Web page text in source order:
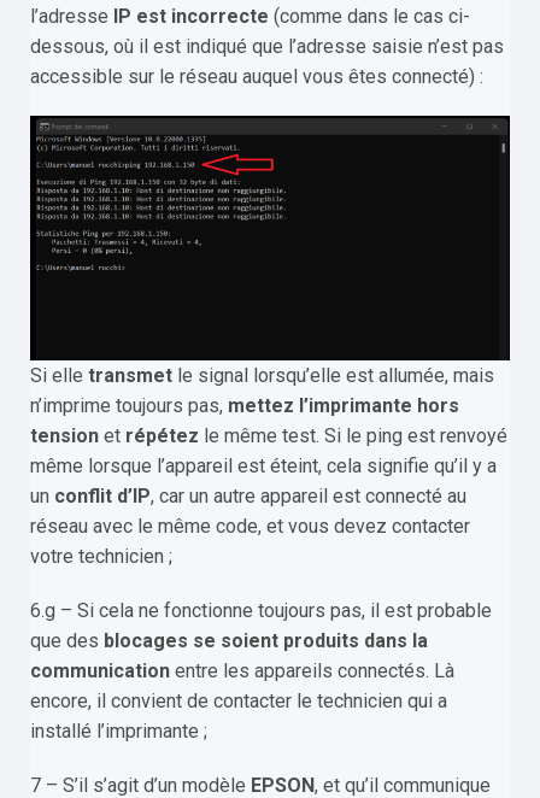
l’adresse IP est incorrecte (comme dans le cas ci-
dessous, où il est indiqué que l’adresse saisie n’est pas
accessible sur le réseau auquel vous êtes connecté) :
Si elle transmet le signal lorsqu’elle est allumée, mais
n’imprime toujours pas, mettez l’imprimante hors
tension et répétez le même test. Si le ping est renvoyé
même lorsque l’appareil est éteint, cela signifie qu’il y a
un conflit d’IP, car un autre appareil est connecté au
réseau avec le même code, et vous devez contacter
votre technicien ;
6.g – Si cela ne fonctionne toujours pas, il est probable
que des blocages se soient produits dans la
communication entre les appareils connectés. Là
encore, il convient de contacter le technicien qui a
installé l’imprimante ;
7 – S’il s’agit d’un modèle EPSON, et qu’il communique